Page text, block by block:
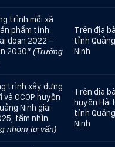
trình mỗi xã
phẩm tỉnh
đoạn 2022 –
2030”(Trưởng
Trên địa
tỉnh Quảng
Ninh
trình xây dựng
OCOP huyện
Ninh giai
tầm nhìn
nhóm tư vấn)
Trên địa
huyện Hải
tỉnh Quảng
Ninh